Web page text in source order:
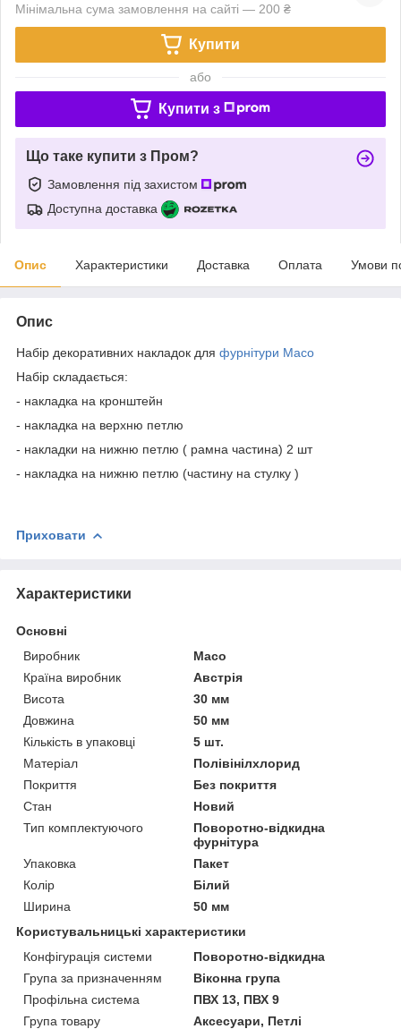
Мінімальна сума замовлення на сайті — 200 ₴
Купити
або
Купити з
Що таке купити з Пром?
Замовлення під захистом
Доступна доставка
Опис Характеристики Доставка Оплата Умови
Опис
Набір декоративних накладок для фурнітури Maco
Набір складається:
- накладка на кронштейн
- накладка на верхню петлю
- накладки на нижню петлю ( рамна частина) 2 шт
- накладка на нижню петлю (частину на стулку )
Приховати
Характеристики
Основні
Виробник
Maco
Країна виробник
Австрія
Висота
30 мм
Довжина
50 мм
Кількість в упаковці
5 шт.
Матеріал
Полівінілхлорид
Покриття
Без покриття
Стан
Новий
Тип комплектуючого
Поворотно-відкидна
фурнітура
Упаковка
Пакет
Колір
Білий
Ширина
50 мм
Користувальницькі характеристики
Конфігурація системи
Поворотно-відкидна
Група за призначенням
Віконна група
Профільна система
ПВХ 13, ПВХ 9
Група товару
Аксесуари, Петлі